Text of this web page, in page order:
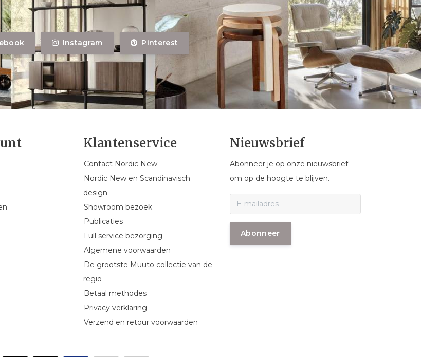
Instagram Pinterest
Klantenservice
Contact Nordic New
Nordic New en Scandinavisch
design
Showroom bezoek
Publicaties
Full service bezorging
Algemene voorwaarden
De grootste Muuto collectie van de
regio
Betaal methodes
Privacy verklaring
Verzend en retour voorwaarden
Nieuwsbrief
Abonneer je op onze nieuwsbrief
om op de hoogte te blijven.
Abonneer